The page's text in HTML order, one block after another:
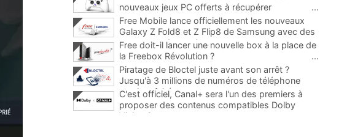
nouveaux jeux PC offerts à récupérer
...
Free Mobile lance officiellement les nouveaux
Galaxy Z Fold8 et Z Flip8 de Samsung avec des
promos et des cadeaux
...
Free doit-il lancer une nouvelle box à la place de
la Freebox Révolution ?
...
Piratage de Bloctel juste avant son arrêt ?
Jusqu'à 3 millions de numéros de téléphone
auraient fuité
C'est officiel, Canal+ sera l'un des premiers à
proposer des contenus compatibles Dolby
Vision 2